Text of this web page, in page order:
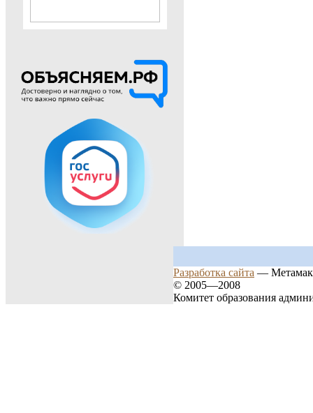
Разработка сайта —
© 2005—2008
Комитет образования